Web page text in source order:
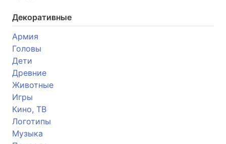
Декоративные
Армия
Головы
Дети
Древние
Животные
Игры
Кино, ТВ
Логотипы
Музыка